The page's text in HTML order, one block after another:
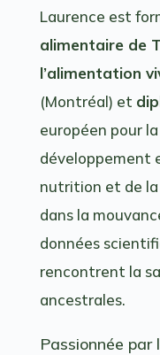
Laurence est
alimentaire de
l’alimentation
(Montréal) et
européen pour
développement
nutrition et de la
dans la
données
rencontrent la
ancestrales.
Passionnée